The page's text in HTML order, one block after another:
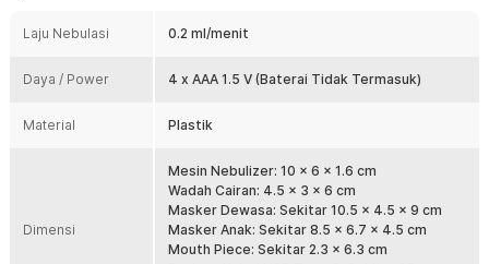
Mesin Senyap Anti Bising
sangat minim. Cocok digunakan saat malam hari atau untuk anak-
tanpa rasa takut atau terganggu. Ideal untuk terapi santai di rumah.
Nebulizer ini dirancang super ringkas sehingga mudah dibawa ke
mana saja. Ukurannya yang kecil memungkinkan Anda
menyimpannya di tas atau pouch tanpa memakan banyak ruang.
Sangat ideal untuk traveling, kerja, atau penggunaan darurat.
Memberikan kebebasan terapi kapan saja dibutuhkan.
Laju Nebulasi 0.2 ml/menit
Daya / Power 4 x AAA 1.5 V (Baterai Tidak Termasuk)
Material Plastik
Dimensi
Mesin Nebulizer: 10 x 6 x 1.6 cm
Wadah Cairan: 4.5 x 3 x 6 cm
Masker Dewasa: Sekitar 10.5 x 4.5 x 9 cm
Masker Anak: Sekitar 8.5 x 6.7 x 4.5 cm
Mouth Piece: Sekitar 2.3 x 6.3 cm